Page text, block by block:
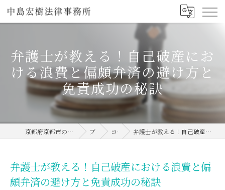
弁護士が教える！自己破産にお
ける浪費と偏頗弁済の避け方と
免責成功の秘訣
京都府京都市の弁護士なら中島宏樹法律事務所 ブログ コラム 弁護士が教える！自己破産における浪費と偏頗弁済の避け方と免責成功の秘訣
弁護士が教える！自己破産における浪費と偏
頗弁済の避け方と免責成功の秘訣